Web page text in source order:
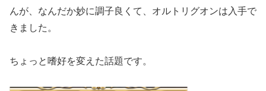
んが、なんだか妙に調子良くて、オルトリグオンは入手で
きました。
ちょっと嗜好を変えた話題です。